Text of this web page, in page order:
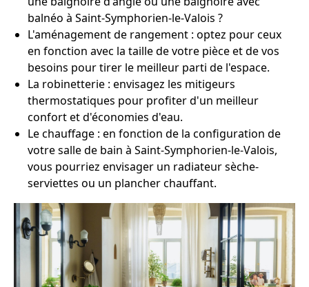
balnéo à Saint-Symphorien-le-Valois ?
L'aménagement de rangement : optez pour ceux
en fonction avec la taille de votre pièce et de vos
besoins pour tirer le meilleur parti de l'espace.
La robinetterie : envisagez les mitigeurs
thermostatiques pour profiter d'un meilleur
confort et d'économies d'eau.
Le chauffage : en fonction de la configuration de
votre salle de bain à Saint-Symphorien-le-Valois,
vous pourriez envisager un radiateur sèche-
serviettes ou un plancher chauffant.